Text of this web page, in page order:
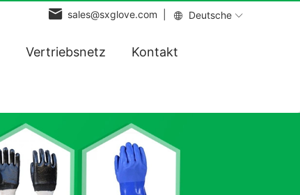
Deutsche
sales@sxglove.com |
Vertriebsnetz Kontakt